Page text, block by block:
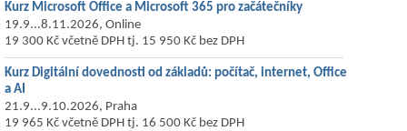
Kurz Microsoft Office a Microsoft 365 pro začátečníky
19.9...8.11.2026, Online
19 300 Kč včetně DPH tj. 15 950 Kč bez DPH
Kurz Digitální dovednosti od základů: počítač, internet, Office
a AI
21.9...9.10.2026, Praha
19 965 Kč včetně DPH tj. 16 500 Kč bez DPH